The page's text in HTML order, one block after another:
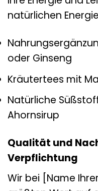
natürlichen
oder Ginseng
Kräutertees mit
Natürliche
Ahornsirup
Qualität und
Verpflichtung
Wir bei [Name